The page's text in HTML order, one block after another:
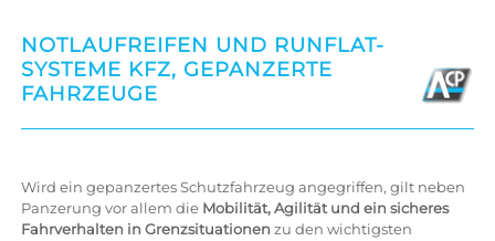
NOTLAUFREIFEN UND RUNFLAT-
SYSTEME KFZ, GEPANZERTE
FAHRZEUGE
Wird ein gepanzertes Schutzfahrzeug angegriffen, gilt neben
Panzerung vor allem die Mobilität, Agilität und ein sicheres
Fahrverhalten in Grenzsituationen zu den wichtigsten